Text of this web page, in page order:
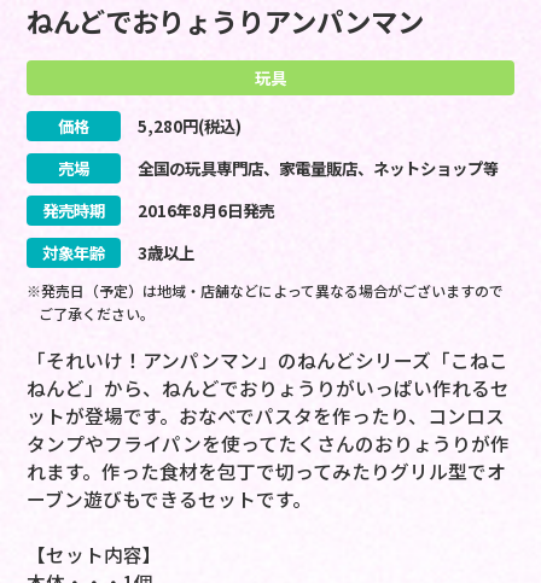
ねんどでおりょうりアンパンマン
玩具
価格 5,280円(税込)
売場
全国の玩具専門店、家電量販店、ネットショップ等
発売時期
2016年8月6日発売
対象年齢
3歳以上
※発売日（予定）は地域・店舗などによって異なる場合がございますので
ご了承ください。
「それいけ！アンパンマン」のねんどシリーズ「こねこ
ねんど」から、ねんどでおりょうりがいっぱい作れるセ
ットが登場です。おなべでパスタを作ったり、コンロス
タンプやフライパンを使ってたくさんのおりょうりが作
れます。作った食材を包丁で切ってみたりグリル型でオ
ーブン遊びもできるセットです。
【セット内容】